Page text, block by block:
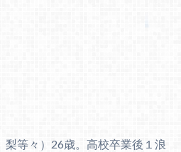
梨等々）26歳。高校卒業後１浪